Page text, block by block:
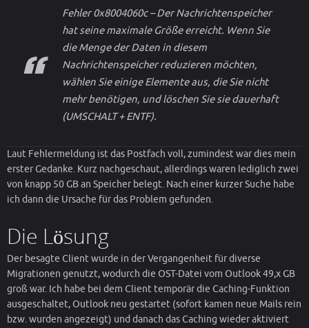
Fehler 0x8004060c – Der Nachrichtenspeicher
hat seine maximale Größe erreicht. Wenn Sie
die Menge der Daten in diesem
Nachrichtenspeicher reduzieren möchten,
wählen Sie einige Elemente aus, die Sie nicht
mehr benötigen, und löschen Sie sie dauerhaft
(UMSCHALT + ENTF).
Laut Fehlermeldung ist das Postfach voll, zumindest war dies mein
erster Gedanke. Kurz nachgeschaut, allerdings waren lediglich zwei
von knapp 50 GB an Speicher belegt. Nach einer kurzer Suche habe
ich dann die Ursache für das Problem gefunden.
Die Lösung
Der besagte Client wurde in der Vergangenheit für diverse
Migrationen genutzt, wodurch die OST-Datei vom Outlook 49,x GB
groß war. Ich habe bei dem Client temporär die Caching-Funktion
ausgeschaltet, Outlook neu gestartet (sofort kamen neue Mails rein
bzw. wurden angezeigt) und danach das Caching wieder aktiviert